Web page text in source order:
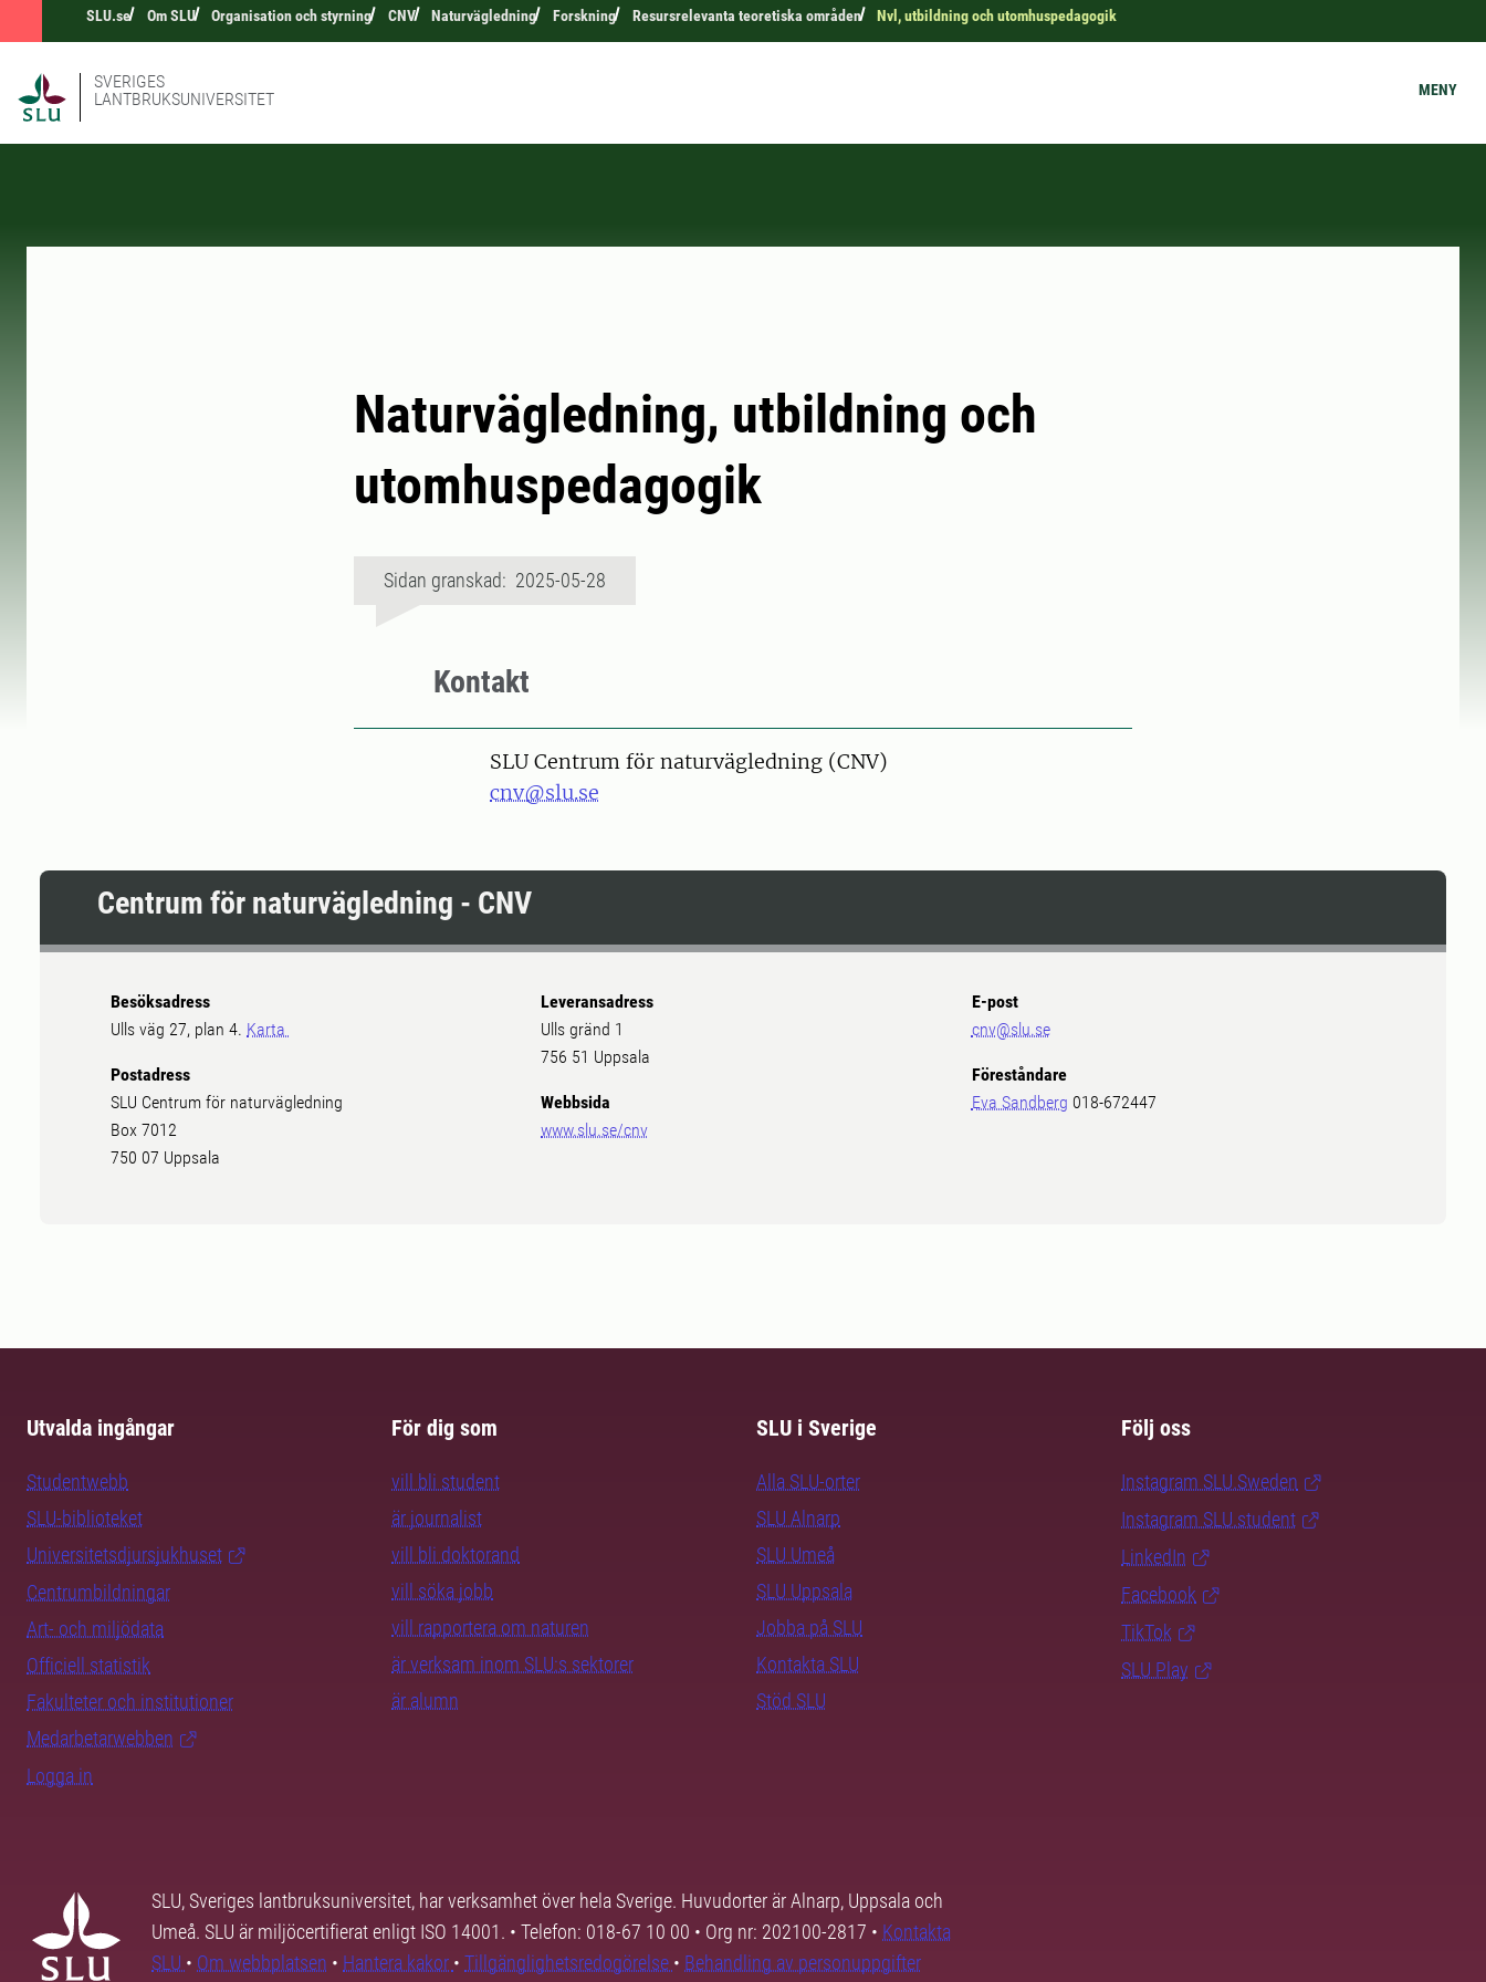
SLU.se Om SLU Organisation och styrning CNV Naturvägledning Forskning Resursrelevanta teoretiska områden Nvl, utbildning och utomhuspedagogik
SVERIGES
LANTBRUKSUNIVERSITET
MENY
Naturvägledning, utbildning och
utomhuspedagogik
Sidan granskad: 2025-05-28
Kontakt
SLU Centrum för naturvägledning (CNV)
cnv@slu.se
Centrum för naturvägledning - CNV
Besöksadress
Ulls väg 27, plan 4. Karta
Postadress
SLU Centrum för naturvägledning
Box 7012
750 07 Uppsala
Leveransadress
Ulls gränd 1
756 51 Uppsala
Webbsida
www.slu.se/cnv
E-post
cnv@slu.se
Föreståndare
Eva Sandberg 018-672447
Utvalda ingångar
Studentwebb
SLU-biblioteket
Universitetsdjursjukhuset
Centrumbildningar
Art- och miljödata
Officiell statistik
Fakulteter och institutioner
Medarbetarwebben
Logga in
För dig som
vill bli student
är journalist
vill bli doktorand
vill söka jobb
vill rapportera om naturen
är verksam inom SLU:s sektorer
är alumn
SLU i Sverige
Alla SLU-orter
SLU Alnarp
SLU Umeå
SLU Uppsala
Jobba på SLU
Kontakta SLU
Stöd SLU
Följ oss
Instagram SLU.Sweden
Instagram SLU.student
LinkedIn
Facebook
TikTok
SLU Play
SLU, Sveriges lantbruksuniversitet, har verksamhet över hela Sverige. Huvudorter är Alnarp, Uppsala och
Umeå. SLU är miljöcertifierat enligt ISO 14001. • Telefon: 018-67 10 00 • Org nr: 202100-2817 • Kontakta
SLU • Om webbplatsen • Hantera kakor • Tillgänglighetsredogörelse • Behandling av personuppgifter